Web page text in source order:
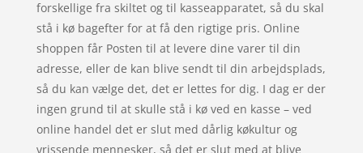
forskellige fra skiltet og til kasseapparatet, så du skal
stå i kø bagefter for at få den rigtige pris. Online
shoppen får Posten til at levere dine varer til din
adresse, eller de kan blive sendt til din arbejdsplads,
så du kan vælge det, det er lettes for dig. I dag er der
ingen grund til at skulle stå i kø ved en kasse – ved
online handel det er slut med dårlig køkultur og
vrissende mennesker, så det er slut med at blive